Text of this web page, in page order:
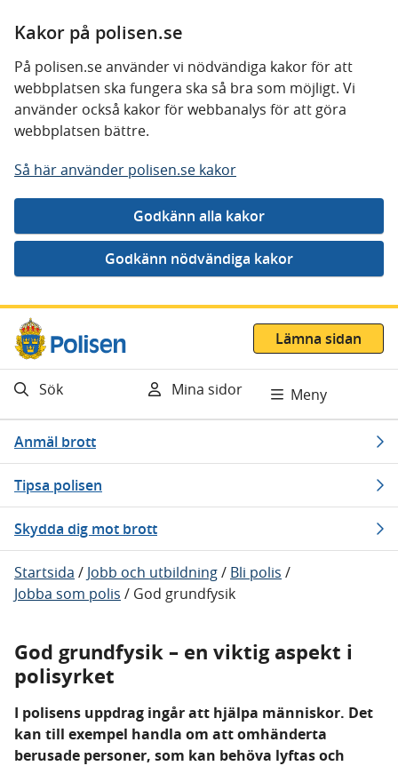
Kakor på polisen.se
På polisen.se använder vi nödvändiga kakor för att
webbplatsen ska fungera ska så bra som möjligt. Vi
använder också kakor för webbanalys för att göra
webbplatsen bättre.
Så här använder polisen.se kakor
Gå direkt till innehåll
Lämna sidan
Sök Mina sidor Meny
Anmäl brott
Tipsa polisen
Skydda dig mot brott
Startsida / Jobb och utbildning/ Bli polis /
Jobba som polis / God grundfysik
God grundfysik – en viktig aspekt i
polisyrket
I polisens uppdrag ingår att hjälpa människor. Det
kan till exempel handla om att omhänderta
berusade personer, som kan behöva lyftas och